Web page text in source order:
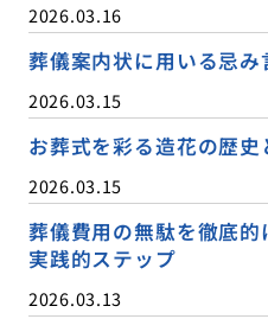
2026.03.16
葬儀案内状に用いる忌
2026.03.15
お葬式を彩る造花の歴
2026.03.15
葬儀費用の無駄を徹底
実践的ステップ
2026.03.13